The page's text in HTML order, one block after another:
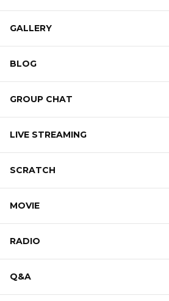
GALLERY
BLOG
GROUP CHAT
LIVE STREAMING
SCRATCH
MOVIE
RADIO
Q&A